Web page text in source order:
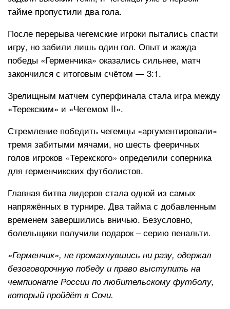
тайме пропустили два гола.
После перерыва чегемские игроки пытались спасти
игру, но забили лишь один гол. Опыт и жажда
победы «Герменчика» оказались сильнее, матч
закончился с итоговым счётом — 3:1.
Зрелищным матчем суперфинала стала игра между
«Терекским» и «Чегемом II».
Стремление победить чегемцы «аргументировали»
тремя забитыми мячами, но шесть фееричных
голов игроков «Терекского» определили соперника
для герменчикских футболистов.
Главная битва лидеров стала одной из самых
напряжённых в турнире. Два тайма с добавленным
временем завершились вничью. Безусловно,
болельщики получили подарок – серию пенальти.
«Герменчик», не промахнувшись ни разу, одержал
безоговорочную победу и право выступить на
чемпионате России по любительскому футболу,
который пройдёт в Сочи.